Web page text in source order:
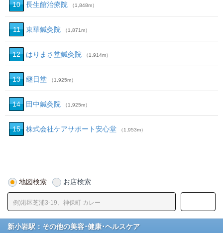
10 長生館治療院 （1,848m）
11 東華鍼灸院 （1,871m）
12 はりまさ堂鍼灸院 （1,914m）
13 継日堂 （1,925m）
14 田中鍼灸院 （1,925m）
15 株式会社ケアサポート安心堂 （1,953m）
地図検索 お店検索
新小岩駅：その他の美容･健康･ヘルスケア